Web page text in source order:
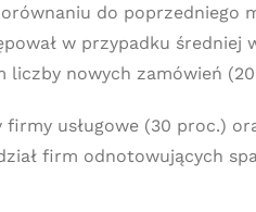
do poprzedniego
w przypadku średniej
liczby nowych zamówień
usługowe (30 proc.)
firm odnotowujących